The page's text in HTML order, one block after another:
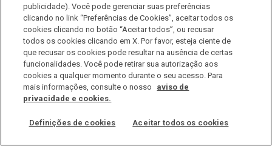
Família,Professores,Profissionais
publicidade). Você pode gerenciar suas preferências
clicando no link “Preferências de Cookies”, aceitar todos os
cookies clicando no botão “Aceitar todos”, ou recusar
todos os cookies clicando em X. Por favor, esteja ciente de
que recusar os cookies pode resultar na ausência de certas
funcionalidades. Você pode retirar sua autorização aos
cookies a qualquer momento durante o seu acesso. Para
mais informações, consulte o nosso
aviso de
privacidade e cookies.
Definições de cookies Aceitar todos os cookies